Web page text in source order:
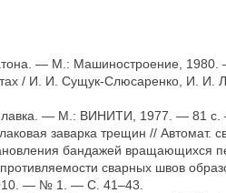
— М.: Машиностроение, 1980.
/ И. И. Сущук-Слюсаренко, И.
— М.: ВИНИТИ, 1977. — 81 с.
заварка трещин //
бандажей
сварных швов
— № 1. — С. 41–43.